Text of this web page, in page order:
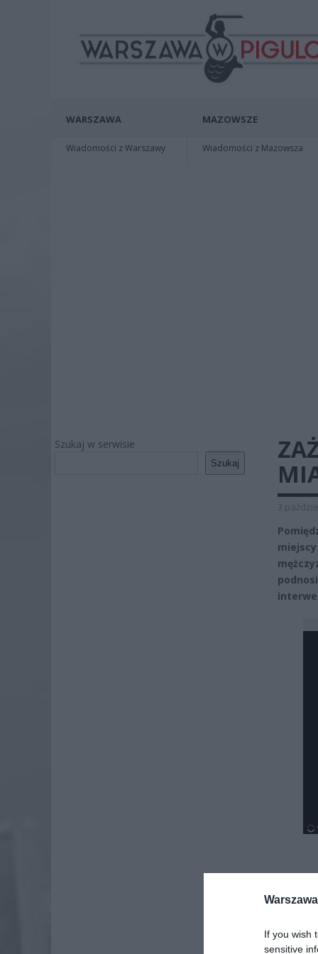
If you wish
sensitive
WARSZAWA
Wiadomości z Warszawy
MAZOWSZE
Wiadomości z Mazowsza
Szukaj w serwisie
Szukaj
3